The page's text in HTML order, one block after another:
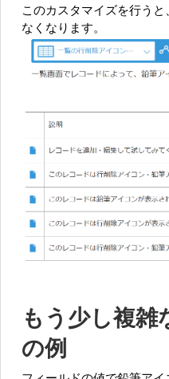
このカスタマイズを行う
なくなります。
もう少し複
の例